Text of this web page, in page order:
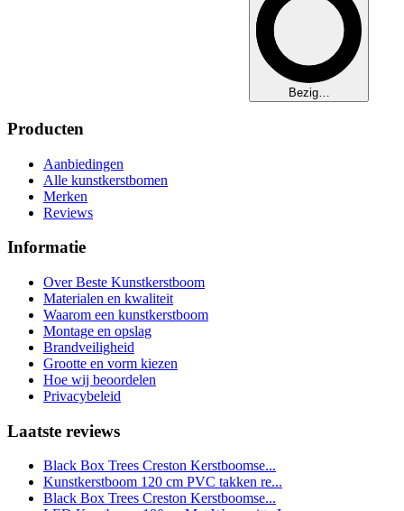
Bezig…
Producten
Aanbiedingen
Alle kunstkerstbomen
Merken
Reviews
Informatie
Over Beste Kunstkerstboom
Materialen en kwaliteit
Waarom een kunstkerstboom
Montage en opslag
Brandveiligheid
Grootte en vorm kiezen
Hoe wij beoordelen
Privacybeleid
Laatste reviews
Black Box Trees Creston Kerstboomse...
Kunstkerstboom 120 cm PVC takken re...
Black Box Trees Creston Kerstboomse...